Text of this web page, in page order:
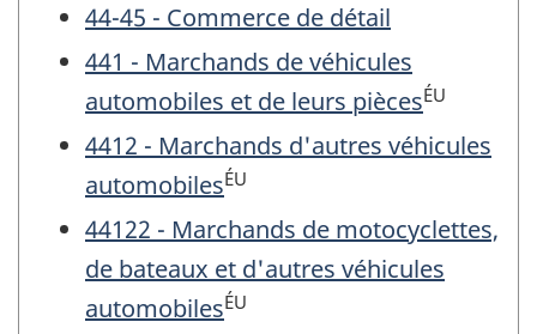
44-45 - Commerce de détail
441 - Marchands de véhicules
automobiles et de leurs piècesÉU
4412 - Marchands d'autres véhicules
automobilesÉU
44122 - Marchands de motocyclettes,
de bateaux et d'autres véhicules
automobilesÉU